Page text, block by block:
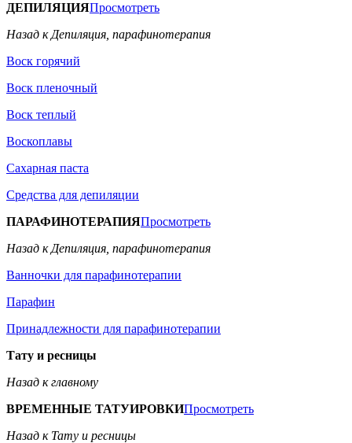
ДЕПИЛЯЦИЯПросмотреть
Назад к Депиляция, парафинотерапия
Воск горячий
Воск пленочный
Воск теплый
Воскоплавы
Сахарная паста
Средства для депиляции
ПАРАФИНОТЕРАПИЯПросмотреть
Назад к Депиляция, парафинотерапия
Ванночки для парафинотерапии
Парафин
Принадлежности для парафинотерапии
Тату и ресницы
Назад к главному
ВРЕМЕННЫЕ ТАТУИРОВКИПросмотреть
Назад к Тату и ресницы